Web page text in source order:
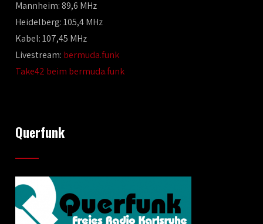
Mannheim: 89,6 MHz
Heidelberg: 105,4 MHz
Kabel: 107,45 MHz
Livestream: bermuda.funk
Take42 beim bermuda.funk
Querfunk